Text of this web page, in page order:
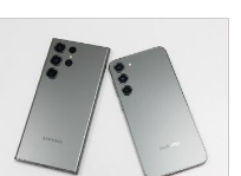
過時的外觀設計，搭載 10 倍光
學的長焦鏡頭，更一路被眾多
《SOGI 手機王》網友評選為
2024 年